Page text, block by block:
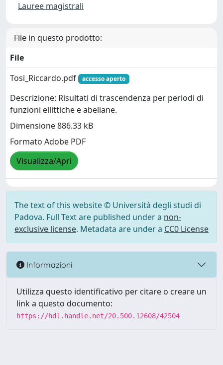
Lauree magistrali
File in questo prodotto:
File
Tosi_Riccardo.pdf
accesso aperto
Descrizione: Risultati di trascendenza per periodi di
funzioni ellittiche e abeliane.
Dimensione 886.33 kB
Formato Adobe PDF
Visualizza/Apri
The text of this website © Università degli studi di
Padova. Full Text are published under a non-
exclusive license. Metadata are under a CC0 License
Informazioni
Utilizza questo identificativo per citare o creare un
link a questo documento:
https://hdl.handle.net/20.500.12608/42504